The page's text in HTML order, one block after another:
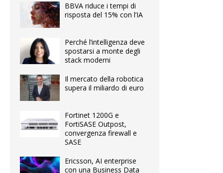
BBVA riduce i tempi di
risposta del 15% con l’IA
Perché l’intelligenza deve
spostarsi a monte degli
stack moderni
Il mercato della robotica
supera il miliardo di euro
Fortinet 1200G e
FortiSASE Outpost,
convergenza firewall e
SASE
Ericsson, AI enterprise
con una Business Data